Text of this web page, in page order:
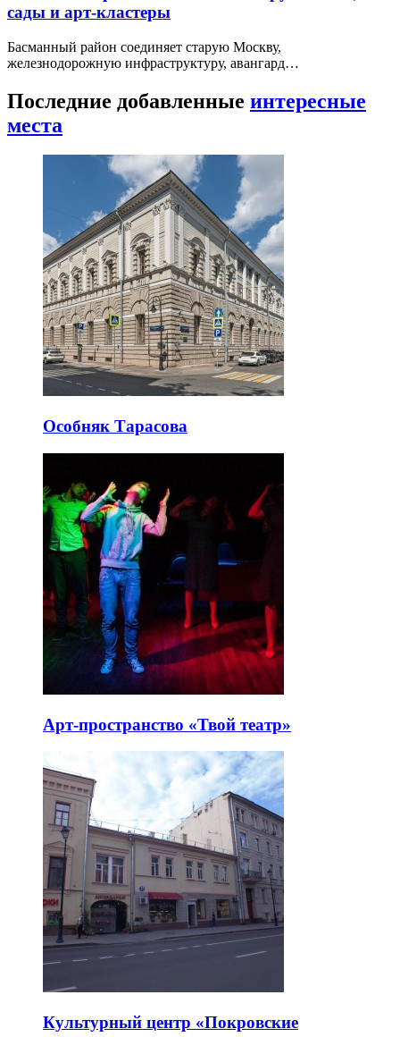
сады и арт-кластеры
Басманный район соединяет старую Москву,
железнодорожную инфраструктуру, авангард…
Последние добавленные интересные
места
Особняк Тарасова
Арт-пространство «Твой театр»
Культурный центр «Покровские